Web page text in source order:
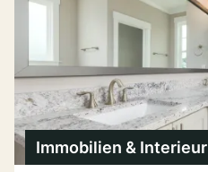
Immobilien & Interieur